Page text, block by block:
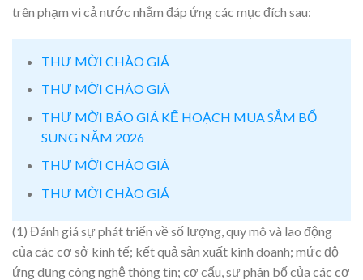
trên phạm vi cả nước nhằm đáp ứng các mục đích sau:
THƯ MỜI CHÀO GIÁ
THƯ MỜI CHÀO GIÁ
THƯ MỜI BÁO GIÁ KẾ HOẠCH MUA SẮM BỔ
SUNG NĂM 2026
THƯ MỜI CHÀO GIÁ
THƯ MỜI CHÀO GIÁ
(1) Đánh giá sự phát triển về số lượng, quy mô và lao động
của các cơ sở kinh tế; kết quả sản xuất kinh doanh; mức độ
ứng dụng công nghệ thông tin; cơ cấu, sự phân bố của các cơ